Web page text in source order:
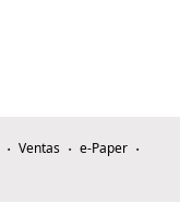
Ventas
e-Paper